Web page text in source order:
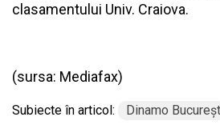
clasamentului Univ. Craiova.
(sursa: Mediafax)
Subiecte în articol: Dinamo